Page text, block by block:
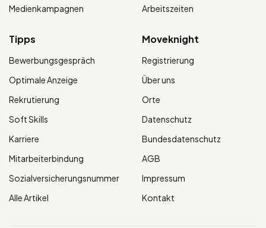
Medienkampagnen
Arbeitszeiten
Tipps
Bewerbungsgespräch
Optimale Anzeige
Rekrutierung
Soft Skills
Karriere
Mitarbeiterbindung
Sozialversicherungsnummer
Alle Artikel
Moveknight
Registrierung
Über uns
Orte
Datenschutz
Bundesdatenschutz
AGB
Impressum
Kontakt